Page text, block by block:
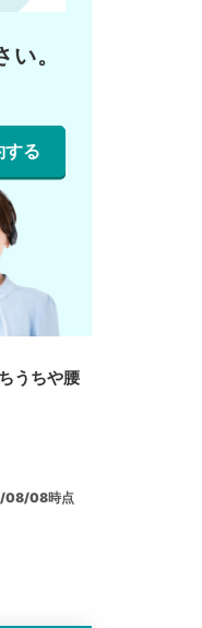
。
する
うちや腰
08/08時点